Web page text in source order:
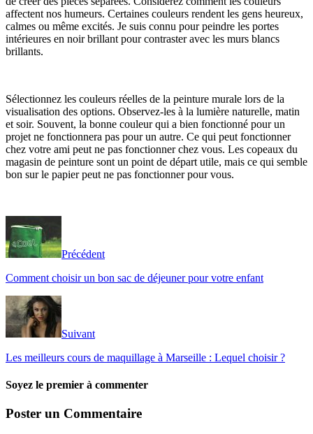
affectent nos humeurs. Certaines couleurs rendent les gens heureux,
calmes ou même excités. Je suis connu pour peindre les portes
intérieures en noir brillant pour contraster avec les murs blancs
brillants.
Sélectionnez les couleurs réelles de la peinture murale lors de la
visualisation des options. Observez-les à la lumière naturelle, matin
et soir. Souvent, la bonne couleur qui a bien fonctionné pour un
projet ne fonctionnera pas pour un autre. Ce qui peut fonctionner
chez votre ami peut ne pas fonctionner chez vous. Les copeaux du
magasin de peinture sont un point de départ utile, mais ce qui semble
bon sur le papier peut ne pas fonctionner pour vous.
Précédent
Comment choisir un bon sac de déjeuner pour votre enfant
Suivant
Les meilleurs cours de maquillage à Marseille : Lequel choisir ?
Soyez le premier à commenter
Poster un Commentaire